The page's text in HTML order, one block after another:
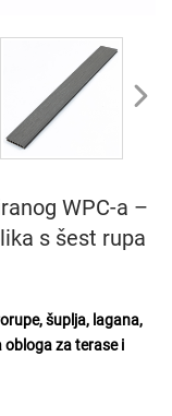
WPC-a –
s šest rupa
šuplja, lagana,
za terase i